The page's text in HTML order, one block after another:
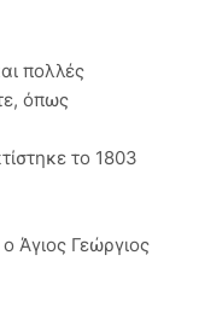
πολλές
όπως
το 1803
Άγιος Γεώργιος